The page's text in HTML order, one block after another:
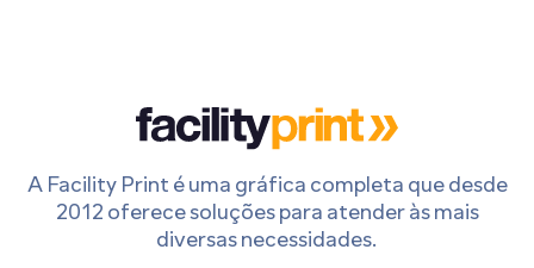
A Facility Print é uma gráfica completa que desde
2012 oferece soluções para atender às mais
diversas necessidades.